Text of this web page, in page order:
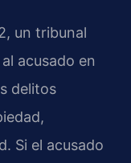
un tribunal
acusado en
delitos
Si el acusado